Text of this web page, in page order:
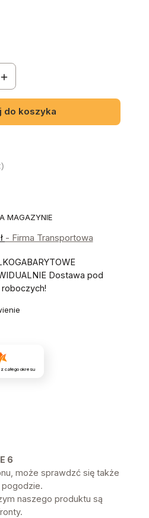
do koszyka
MAGAZYNIE
- Firma Transportowa
Dostawa pod
roboczych!
z całego okresu
6
może sprawdzć się także
naszego produktu są